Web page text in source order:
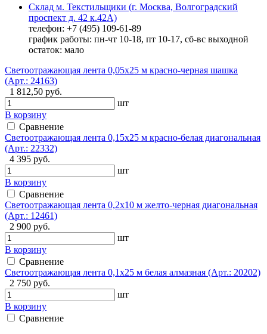
Склад м. Текстильщики (г. Москва, Волгоградский
проспект д. 42 к.42А)
телефон: +7 (495) 109-61-89
график работы: пн-чт 10-18, пт 10-17, сб-вс выходной
остаток: мало
Светоотражающая лента 0,05х25 м красно-черная шашка
(Арт.: 24163)
1 812,50 руб.
шт
В корзину
Сравнение
Светоотражающая лента 0,15х25 м красно-белая диагональная
(Арт.: 22332)
4 395 руб.
шт
В корзину
Сравнение
Светоотражающая лента 0,2х10 м желто-черная диагональная
(Арт.: 12461)
2 900 руб.
шт
В корзину
Сравнение
Светоотражающая лента 0,1х25 м белая алмазная (Арт.: 20202)
2 750 руб.
шт
В корзину
Сравнение